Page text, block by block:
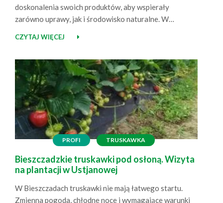
doskonalenia swoich produktów, aby wspierały
zarówno uprawy, jak i środowisko naturalne. W
różnorodnych wydarzeniach branżowych, takich jak
nie zwalniamy tempa i z radością informujemy, że w
nadchodzących miesiącach będzie można spotkać nas
na…
CZYTAJ WIĘCEJ
PROFI TRUSKAWKA
Bieszczadzkie truskawki pod osłoną. Wizyta
na plantacji w Ustjanowej
W Bieszczadach truskawki nie mają łatwego startu.
Zmienna pogoda, chłodne noce i wymagające warunki